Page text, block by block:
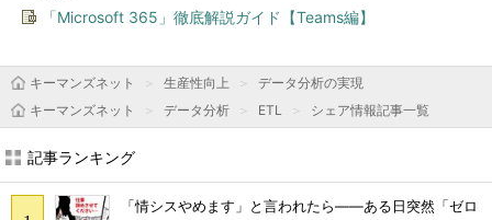
「Microsoft 365」徹底解説ガイド【Teams編】
キーマンズネット 生産性向上
データ分析の実現
キーマンズネット
データ分析 ETL シェア情報記事一覧
記事ランキング
「情シスやめます」と言われたら――ある日突然「ゼロ